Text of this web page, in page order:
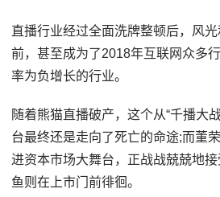
直播行业经过全面洗牌整顿后，风
前，甚至成为了2018年互联网众多
率为负增长的行业。
随着熊猫直播破产，这个从“千播大
台最终还是走向了死亡的命途;而董
进资本市场大舞台，正战战兢兢地接
鱼则在上市门前徘徊。